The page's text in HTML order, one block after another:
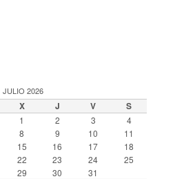
JULIO 2026
X J V S
1 2 3
4
8 9 10
11
15 16 17
18
22 23 24
25
29 30 31